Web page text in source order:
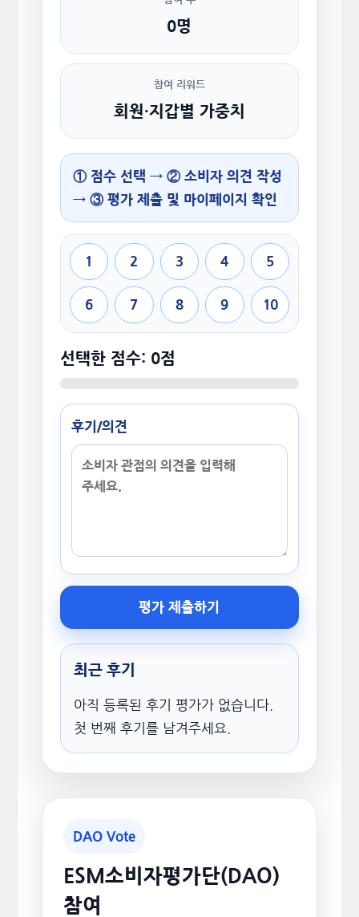
0명
참여 리워드
회원·지갑별 가중치
① 점수 선택 → ② 소비자 의견 작성
→ ③ 평가 제출 및 마이페이지 확인
1 2 3 4 5
6 7 8 9 10
선택한 점수: 0점
후기/의견
평가 제출하기
최근 후기
아직 등록된 후기 평가가 없습니다.
첫 번째 후기를 남겨주세요.
DAO Vote
ESM소비자평가단(DAO)
참여